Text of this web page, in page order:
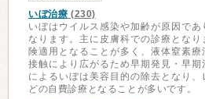
いぼ治療 (230)
いぼはウイルス感染や加齢が原因で
なります。主に皮膚科での診療とな
険適用となることが多く、液体窒素療
接触により広がるため早期発見・早
によるいぼは美容目的の除去となり
どの自費診療となることが多いです。